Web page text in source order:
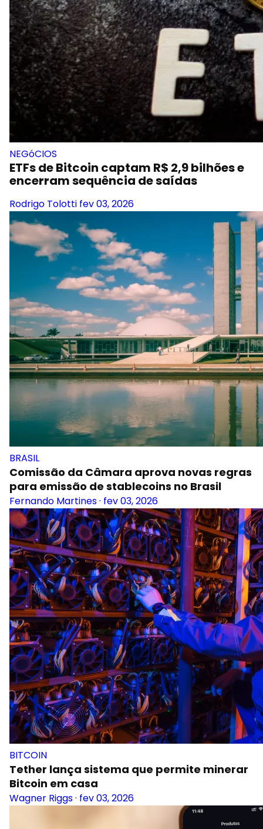
NEGóCIOS
ETFs de Bitcoin captam R$ 2,9 bilhões e
encerram sequência de saídas
Rodrigo Tolotti fev 03, 2026
BRASIL
Comissão da Câmara aprova novas regras
para emissão de stablecoins no Brasil
Fernando Martines· fev 03, 2026
BITCOIN
Tether lança sistema que permite minerar
Bitcoin em casa
Wagner Riggs· fev 03, 2026